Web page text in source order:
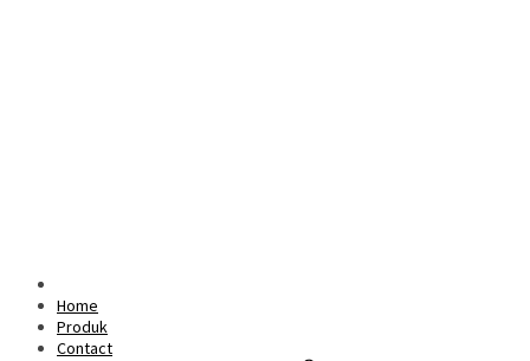
Home
Produk
Contact